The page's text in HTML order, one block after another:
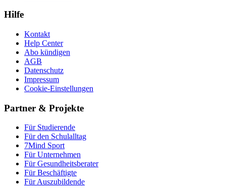
Hilfe
Kontakt
Help Center
Abo kündigen
AGB
Datenschutz
Impressum
Cookie-Einstellungen
Partner & Projekte
Für Stu­die­rende
Für den Schulalltag
7Mind Sport
Für Unter­neh­men
Für Gesund­heits­be­ra­ter
Für Beschäftigte
Für Auszubildende